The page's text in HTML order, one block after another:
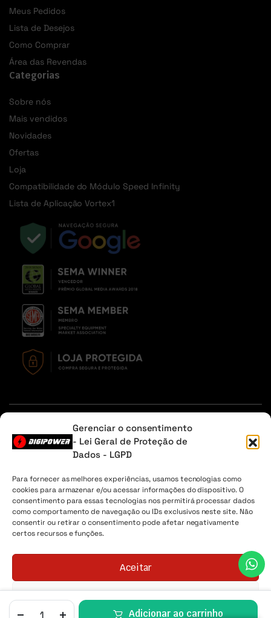
Gerenciar o consentimento
- Lei Geral de Proteção de
Dados - LGPD
Para fornecer as melhores experiências, usamos tecnologias como
cookies para armazenar e/ou acessar informações do dispositivo. O
consentimento para essas tecnologias nos permitirá processar dados
como comportamento de navegação ou IDs exclusivos neste site. Não
consentir ou retirar o consentimento pode afetar negativamente
certos recursos e funções.
Aceitar
Negar
Adicionar ao carrinho
Meus Pedidos
Lista de Desejos
Como Comprar
Área das Revendas
Categorias
Sobre nós
Mais vendidos
Novidades
Ofertas
Loja
Compatibilidade do Módulo Speed Infinity
Lista de Aplicação Vortex1
ou na aba contato.
Sobre Nós Minha Conta Envio Lista de desejos
Digipower® - 2026 Todos os direitos reservados. CNPJ
04.225.147/0001-30